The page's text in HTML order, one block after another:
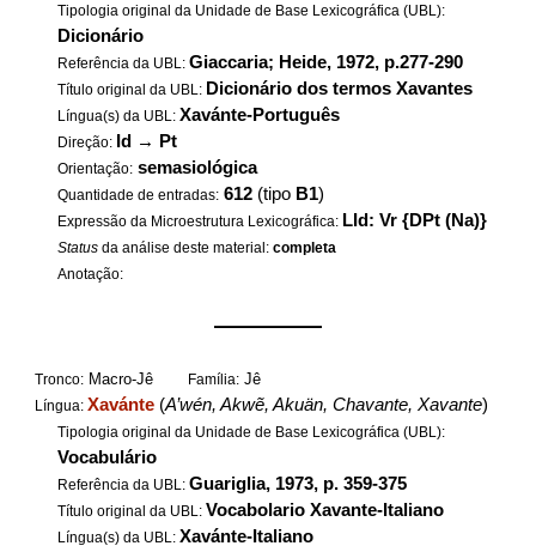
Tipologia original da Unidade de Base Lexicográfica (UBL):
Dicionário
Referência da UBL:Giaccaria; Heide, 1972, p.277-290
Título original da UBL: Dicionário dos termos Xavantes
Língua(s) da UBL:Xavánte-Português
Direção: Id → Pt
Orientação: semasiológica
Quantidade de entradas: 612 (tipo B1)
Expressão da Microestrutura Lexicográfica: LId: Vr {DPt (Na)}
Status da análise deste material:completa
Anotação:
——————
Tronco: Macro-Jê Família: Jê
Língua:Xavánte (A’wén, Akwẽ, Akuän, Chavante, Xavante)
Tipologia original da Unidade de Base Lexicográfica (UBL):
Vocabulário
Referência da UBL:Guariglia, 1973, p. 359-375
Título original da UBL: Vocabolario Xavante-Italiano
Língua(s) da UBL:Xavánte-Italiano